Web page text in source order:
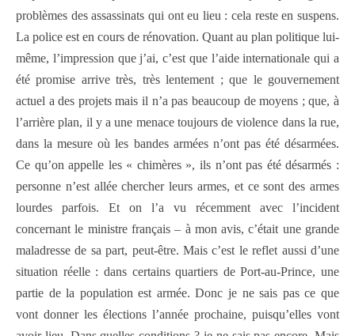
problèmes des assassinats qui ont eu lieu : cela reste en suspens.
La police est en cours de rénovation. Quant au plan politique lui-
même, l’impression que j’ai, c’est que l’aide internationale qui a
été promise arrive très, très lentement ; que le gouvernement
actuel a des projets mais il n’a pas beaucoup de moyens ; que, à
l’arrière plan, il y a une menace toujours de violence dans la rue,
dans la mesure où les bandes armées n’ont pas été désarmées.
Ce qu’on appelle les « chimères », ils n’ont pas été désarmés :
personne n’est allée chercher leurs armes, et ce sont des armes
lourdes parfois. Et on l’a vu récemment avec l’incident
concernant le ministre français – à mon avis, c’était une grande
maladresse de sa part, peut-être. Mais c’est le reflet aussi d’une
situation réelle : dans certains quartiers de Port-au-Prince, une
partie de la population est armée. Donc je ne sais pas ce que
vont donner les élections l’année prochaine, puisqu’elles vont